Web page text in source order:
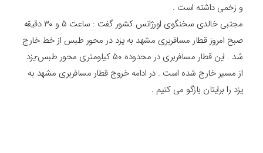
و زخمی داشته است .
مجتبی خالدی سخنگوی اورژانس کشور گفت : ساعت ۵ و ۳۰ دقیقه
صبح امروز قطار مسافربری مشهد به یزد در محور طبس از خط خارج
شد . این قطار مسافربری در محدوده ۵۰ کیلومتری محور طبس-یزد
از مسیر خارج شده است . در ادامه خروج قطار مسافربری مشهد به
یزد را برایتان بازگو می کنیم .